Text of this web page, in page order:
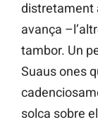
distretament
avança
tambor. Un
Suaus ones
solca sobre